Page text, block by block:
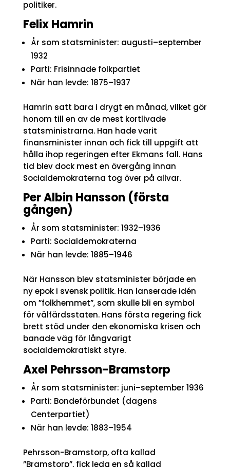
politiker.
Felix Hamrin
År som statsminister: augusti–september
1932
Parti: Frisinnade folkpartiet
När han levde: 1875–1937
Hamrin satt bara i drygt en månad, vilket gör
honom till en av de mest kortlivade
statsministrarna. Han hade varit
finansminister innan och fick till uppgift att
hålla ihop regeringen efter Ekmans fall. Hans
tid blev dock mest en övergång innan
Socialdemokraterna tog över på allvar.
Per Albin Hansson (första
gången)
År som statsminister: 1932–1936
Parti: Socialdemokraterna
När han levde: 1885–1946
När Hansson blev statsminister började en
ny epok i svensk politik. Han lanserade idén
om ”folkhemmet”, som skulle bli en symbol
för välfärdsstaten. Hans första regering fick
brett stöd under den ekonomiska krisen och
banade väg för långvarigt
socialdemokratiskt styre.
Axel Pehrsson-Bramstorp
År som statsminister: juni–september 1936
Parti: Bondeförbundet (dagens
Centerpartiet)
När han levde: 1883–1954
Pehrsson-Bramstorp, ofta kallad
”Bramstorp”, fick leda en så kallad